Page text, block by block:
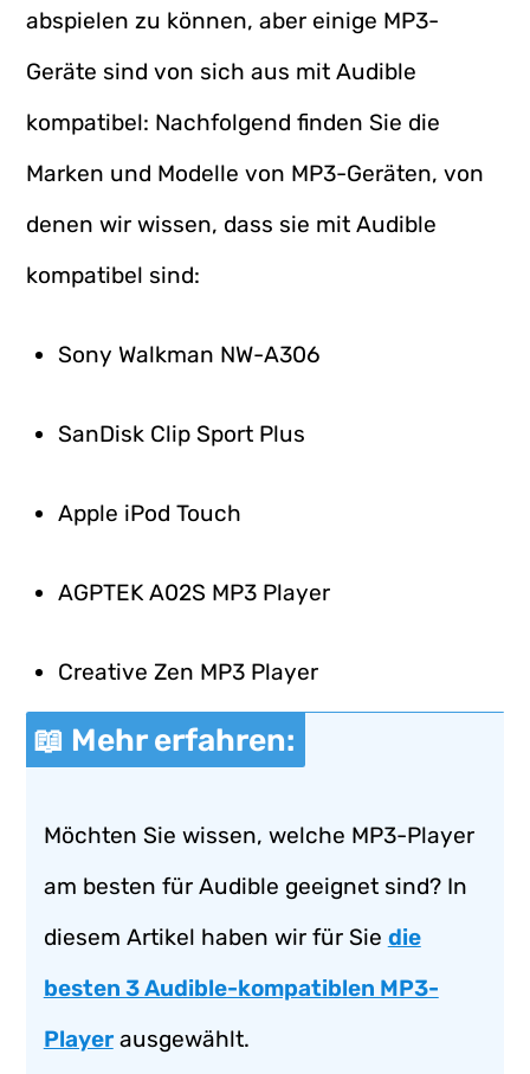
abspielen zu können, aber einige MP3-
Geräte sind von sich aus mit Audible
kompatibel: Nachfolgend finden Sie die
Marken und Modelle von MP3-Geräten, von
denen wir wissen, dass sie mit Audible
kompatibel sind:
Sony Walkman NW-A306
SanDisk Clip Sport Plus
Apple iPod Touch
AGPTEK A02S MP3 Player
Creative Zen MP3 Player
📖 Mehr erfahren:
Möchten Sie wissen, welche MP3-Player
am besten für Audible geeignet sind? In
diesem Artikel haben wir für Sie die
besten 3 Audible-kompatiblen MP3-
Playerausgewählt.